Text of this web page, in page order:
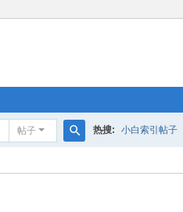
帖子
索
热搜: 小白索引帖子